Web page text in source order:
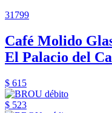
31799
Café Molido
El Palacio del
$ 615
$ 523